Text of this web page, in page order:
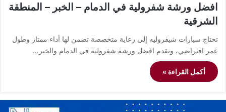
افضل ورشة شفرولية في الدمام – الخبر – المنطقة
الشرقية
تحتاج سيارات شيفروليه إلى رعاية متخصصة تضمن لها أداء ممتاز وطول
عمر افتراضي، وتقدم افضل ورشة شفرولية في الدمام والخبر…
أكمل القراءة »